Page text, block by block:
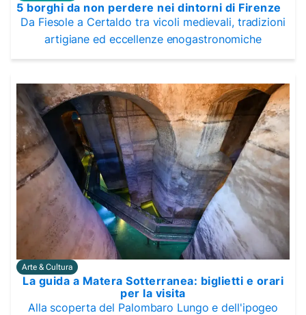
5 borghi da non perdere nei dintorni di Firenze
Da Fiesole a Certaldo tra vicoli medievali, tradizioni
artigiane ed eccellenze enogastronomiche
Arte & Cultura
La guida a Matera Sotterranea: biglietti e orari
per la visita
Alla scoperta del Palombaro Lungo e dell'ipogeo